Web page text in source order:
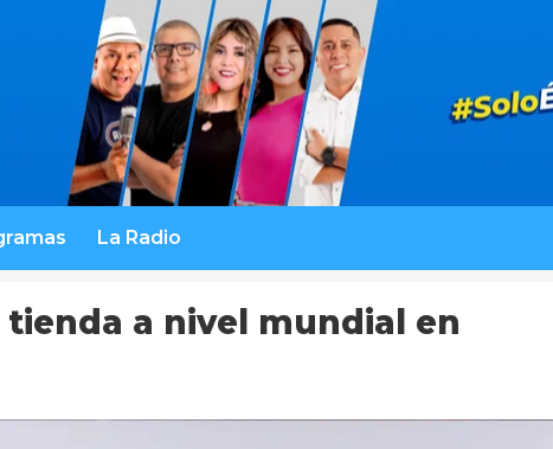
La Radio
a nivel mundial en